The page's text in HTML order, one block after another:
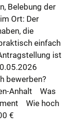
Belebung der
Ort: Der
die
einfach
ist
bewerben?
Anhalt Was
Wie hoch
€